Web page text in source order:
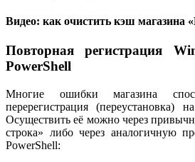
Видео: как очистить кэш магазина
Повторная регистрация
PowerShell
Многие ошибки магазина
перерегистрация (переустановка)
Осуществить её можно через
строка» либо через аналогичную
PowerShell: